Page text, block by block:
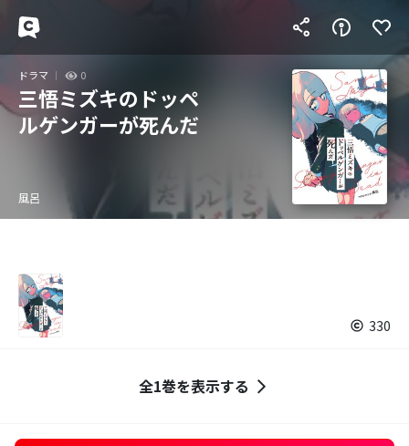
ドラマ 0
三悟ミズキのドッペ
ルゲンガーが死んだ
風呂
330
全1巻を表示する